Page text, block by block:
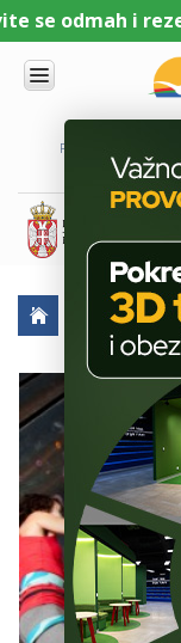
odmah i
PORTAL ZA UČENIKE
NAMA
KOMBINOVANI
PROGRAM
NACIONALNI
PROGRAM
PROGRAM
SAVREMENO
OBRAZOVANJE
IT I
TEHNOLOGIJA
VESTI
ERASMUS+
OSNOVNA
ŠKOLA
AKTUELNO